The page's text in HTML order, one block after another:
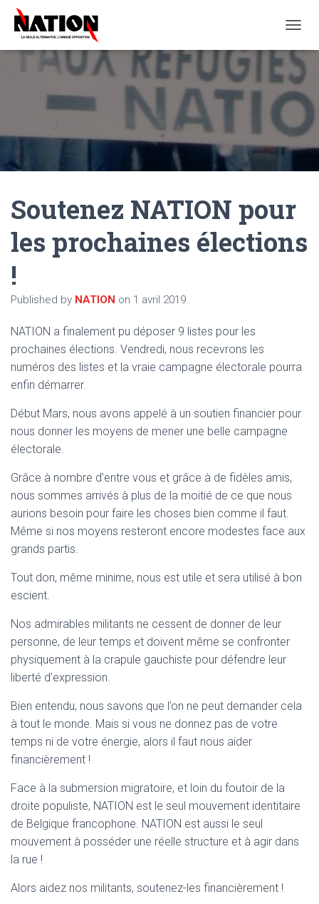
U
V
R
I
R
M
L
N
A
Soutenez NATION pour
les prochaines élections
!
Published by NATION on 1 avril 2019
NATION a finalement pu déposer 9 listes pour les
prochaines élections. Vendredi, nous recevrons les
numéros des listes et la vraie campagne électorale pourra
enfin démarrer.
Début Mars, nous avons appelé à un soutien financier pour
nous donner les moyens de mener une belle campagne
électorale.
Grâce à nombre d’entre vous et grâce à de fidèles amis,
nous sommes arrivés à plus de la moitié de ce que nous
aurions besoin pour faire les choses bien comme il faut.
Même si nos moyens resteront encore modestes face aux
grands partis.
Tout don, même minime, nous est utile et sera utilisé à bon
escient.
Nos admirables militants ne cessent de donner de leur
personne, de leur temps et doivent même se confronter
physiquement à la crapule gauchiste pour défendre leur
liberté d’expression.
Bien entendu, nous savons que l’on ne peut demander cela
à tout le monde. Mais si vous ne donnez pas de votre
temps ni de votre énergie, alors il faut nous aider
financièrement !
Face à la submersion migratoire, et loin du foutoir de la
droite populiste, NATION est le seul mouvement identitaire
de Belgique francophone. NATION est aussi le seul
mouvement à posséder une réelle structure et à agir dans
la rue !
Alors aidez nos militants, soutenez-les financièrement !